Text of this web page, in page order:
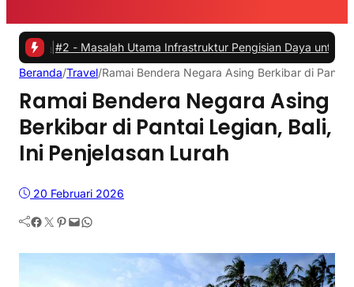
Masalah Utama Infrastruktur Pengisian Daya untuk Mobil
Beranda/Travel/Ramai Bendera Negara Asing Berkibar di Pantai
Ramai Bendera Negara Asing
Berkibar di Pantai Legian, Bali,
Ini Penjelasan Lurah
20 Februari 2026
Facebook Twitter Pinterest Mail WhatsApp